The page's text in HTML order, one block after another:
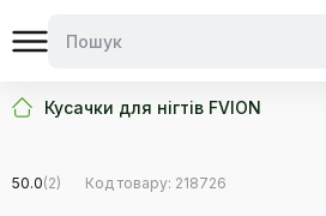
Кусачки для нігтів FVION
50.0(2) Код товару: 218726